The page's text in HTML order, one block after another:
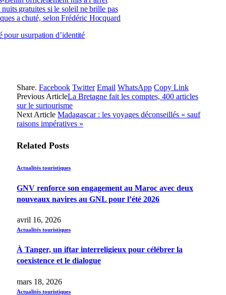
gratuites si le soleil ne brille pas
a chuté, selon Frédéric Hocquard
pour usurpation d’identité
Share. Facebook Twitter Email WhatsApp Copy Link
Previous ArticleLa Bretagne fait les comptes, 400 articles
sur le surtourisme
Next Article Madagascar : les voyages déconseillés « sauf
raisons impératives »
Related Posts
Actualités touristiques
GNV renforce son engagement au Maroc avec deux
nouveaux navires au GNL pour l’été 2026
avril 16, 2026
Actualités touristiques
À Tanger, un iftar interreligieux pour célébrer la
coexistence et le dialogue
mars 18, 2026
Actualités touristiques